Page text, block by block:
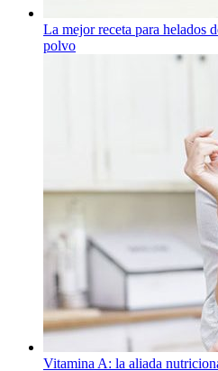
La mejor receta para helados
polvo
Vitamina A: la aliada